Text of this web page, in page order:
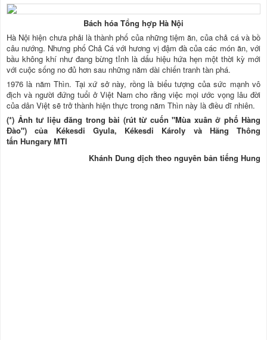
Bách hóa Tổng hợp Hà Nội
Hà Nội hiện chưa phải là thành phố của những tiệm ăn, của chả cá và bồ
câu nướng. Nhưng phố Chả Cá với hương vị đậm đà của các món ăn, với
bầu không khí như đang bừng tỉnh là dấu hiệu hứa hẹn một thời kỳ mới
với cuộc sống no đủ hơn sau những năm dài chiến tranh tàn phá.
1976 là năm Thìn. Tại xứ sở này, rồng là biểu tượng của sức mạnh vô
địch và người đứng tuổi ở Việt Nam cho rằng việc mọi ước vọng lâu đời
của dân Việt sẽ trở thành hiện thực trong năm Thìn này là điều dĩ nhiên.
(*) Ảnh tư liệu đăng trong bài (rút từ cuốn "Mùa xuân ở phố Hàng
Đào") của Kékesdi Gyula, Kékesdi Károly và Hãng Thông
tấn Hungary MTI
Khánh Dung dịch theo nguyên bản tiếng Hung